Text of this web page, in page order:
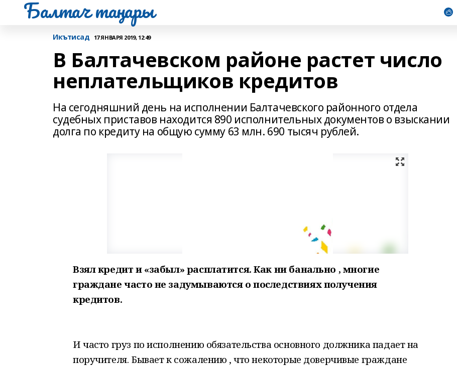
Балтач таңнары
Икътисад 17 ЯНВАРЯ 2019, 12:49
В Балтачевском районе растет число
неплательщиков кредитов
На сегодняшний день на исполнении Балтачевского районного отдела
судебных приставов находится 890 исполнительных документов о взыскании
долга по кредиту на общую сумму 63 млн. 690 тысяч рублей.
Взял кредит и «забыл» расплатится. Как ни банально , многие
граждане часто не задумываются о последствиях получения
кредитов.
И часто груз по исполнению обязательства основного должника падает на
поручителя. Бывает к сожалению , что некоторые доверчивые граждане